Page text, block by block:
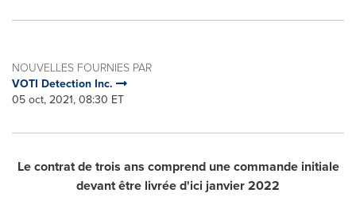
NOUVELLES FOURNIES PAR
VOTI Detection Inc.
05 oct, 2021, 08:30 ET
Le contrat de trois ans comprend une commande initiale
devant être livrée d'ici janvier 2022